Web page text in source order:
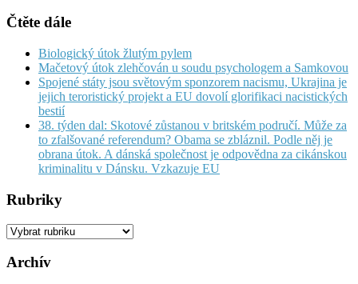
Čtěte dále
Biologický útok žlutým pylem
Mačetový útok zlehčován u soudu psychologem a Samkovou
Spojené státy jsou světovým sponzorem nacismu, Ukrajina je
jejich teroristický projekt a EU dovolí glorifikaci nacistických
bestií
38. týden dal: Skotové zůstanou v britském područí. Může za
to zfalšované referendum? Obama se zbláznil. Podle něj je
obrana útok. A dánská společnost je odpovědna za cikánskou
kriminalitu v Dánsku. Vzkazuje EU
Rubriky
Rubriky
Archív